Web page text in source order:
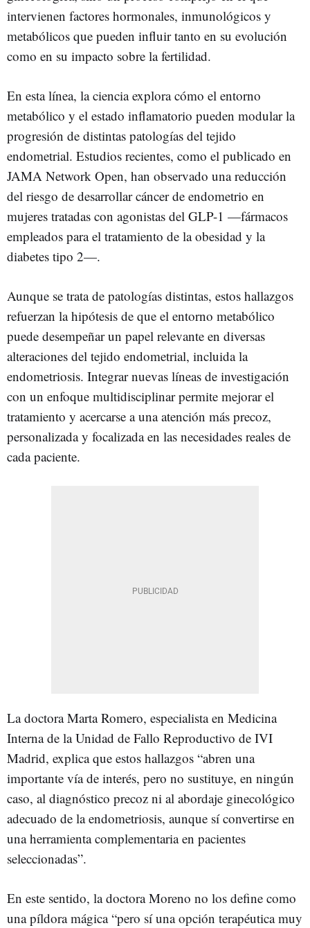
intervienen factores hormonales, inmunológicos y
metabólicos que pueden influir tanto en su evolución
como en su impacto sobre la fertilidad.
En esta línea, la ciencia explora cómo el entorno
metabólico y el estado inflamatorio pueden modular la
progresión de distintas patologías del tejido
endometrial. Estudios recientes, como el publicado en
JAMA Network Open, han observado una reducción
del riesgo de desarrollar cáncer de endometrio en
mujeres tratadas con agonistas del GLP-1 —fármacos
empleados para el tratamiento de la obesidad y la
diabetes tipo 2—.
Aunque se trata de patologías distintas, estos hallazgos
refuerzan la hipótesis de que el entorno metabólico
puede desempeñar un papel relevante en diversas
alteraciones del tejido endometrial, incluida la
endometriosis. Integrar nuevas líneas de investigación
con un enfoque multidisciplinar permite mejorar el
tratamiento y acercarse a una atención más precoz,
personalizada y focalizada en las necesidades reales de
cada paciente.
La doctora Marta Romero, especialista en Medicina
Interna de la Unidad de Fallo Reproductivo de IVI
Madrid, explica que estos hallazgos “abren una
importante vía de interés, pero no sustituye, en ningún
caso, al diagnóstico precoz ni al abordaje ginecológico
adecuado de la endometriosis, aunque sí convertirse en
una herramienta complementaria en pacientes
seleccionadas”.
En este sentido, la doctora Moreno no los define como
una píldora mágica “pero sí una opción terapéutica muy